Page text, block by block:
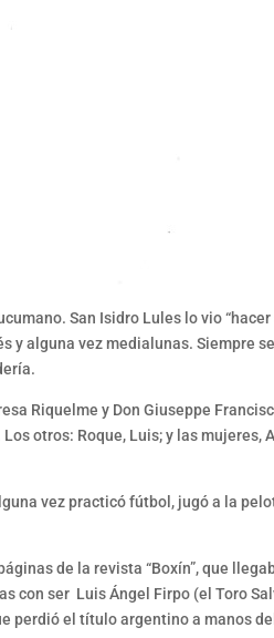
San Isidro Lules lo vio
y alguna vez medialunas. Siempre
Riquelme y Don Giuseppe
otros: Roque, Luis; y las mujeres,
vez practicó fútbol, jugó a la
de la revista “Boxín”, que
con ser Luis Ángel Firpo (el Toro
perdió el título argentino a manos